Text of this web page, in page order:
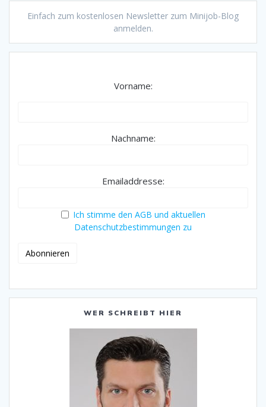
Einfach zum kostenlosen Newsletter zum Minijob-Blog
anmelden.
Vorname:
Nachname:
Emailaddresse:
Ich stimme den AGB und aktuellen
Datenschutzbestimmungen zu
WER SCHREIBT HIER